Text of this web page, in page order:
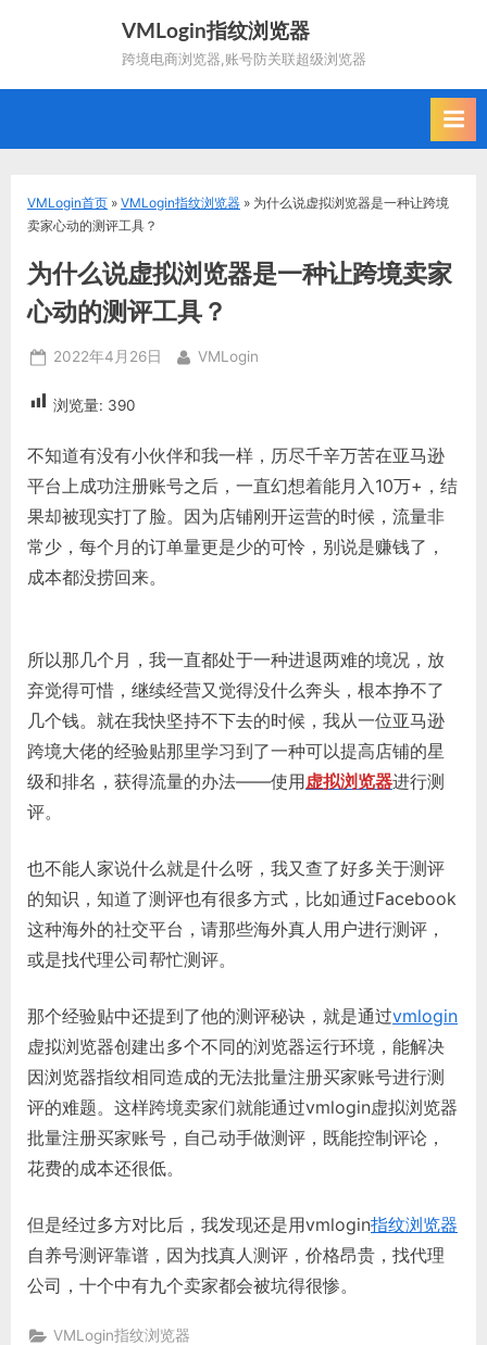
VMLogin指纹浏览器
跨境电商浏览器,账号防关联超级浏览器
VMLogin首页 » VMLogin指纹浏览器 » 为什么说虚拟浏览器是一种让跨境
卖家心动的测评工具？
为什么说虚拟浏览器是一种让跨境卖家
心动的测评工具？
Posted
2022年4月26日 By
VMLogin
浏览量: 390
不知道有没有小伙伴和我一样，历尽千辛万苦在亚马逊
平台上成功注册账号之后，一直幻想着能月入10万+，结
果却被现实打了脸。因为店铺刚开运营的时候，流量非
常少，每个月的订单量更是少的可怜，别说是赚钱了，
成本都没捞回来。
所以那几个月，我一直都处于一种进退两难的境况，放
弃觉得可惜，继续经营又觉得没什么奔头，根本挣不了
几个钱。就在我快坚持不下去的时候，我从一位亚马逊
跨境大佬的经验贴那里学习到了一种可以提高店铺的星
级和排名，获得流量的办法——使用虚拟浏览器进行测
评。
也不能人家说什么就是什么呀，我又查了好多关于测评
的知识，知道了测评也有很多方式，比如通过Facebook
这种海外的社交平台，请那些海外真人用户进行测评，
或是找代理公司帮忙测评。
那个经验贴中还提到了他的测评秘诀，就是通过vmlogin
虚拟浏览器创建出多个不同的浏览器运行环境，能解决
因浏览器指纹相同造成的无法批量注册买家账号进行测
评的难题。这样跨境卖家们就能通过vmlogin虚拟浏览器
批量注册买家账号，自己动手做测评，既能控制评论，
花费的成本还很低。
但是经过多方对比后，我发现还是用vmlogin指纹浏览器
自养号测评靠谱，因为找真人测评，价格昂贵，找代理
公司，十个中有九个卖家都会被坑得很惨。
VMLogin指纹浏览器